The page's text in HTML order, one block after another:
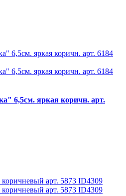
6,5см. яркая коричн. арт.